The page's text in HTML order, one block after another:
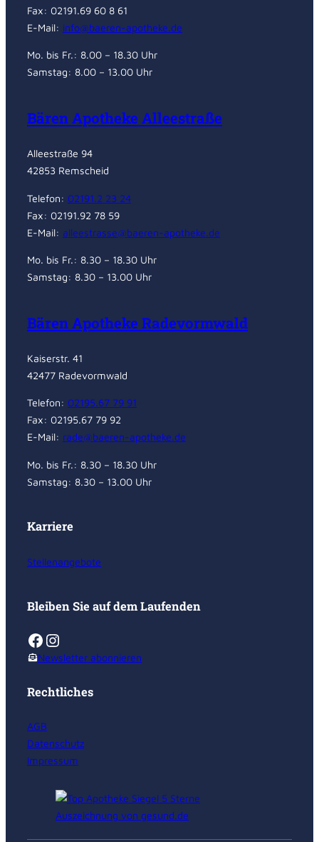
Fax: 02191.69 60 8 61
E-Mail: info@baeren-apotheke.de
Mo. bis Fr.: 8.00 – 18.30 Uhr
Samstag: 8.00 – 13.00 Uhr
Bären Apotheke Alleestraße
Alleestraße 94
42853 Remscheid
Telefon: 02191.2 23 24
Fax: 02191.92 78 59
E-Mail: alleestrasse@baeren-apotheke.de
Mo. bis Fr.: 8.30 – 18.30 Uhr
Samstag: 8.30 – 13.00 Uhr
Bären Apotheke Radevormwald
Kaiserstr. 41
42477 Radevormwald
Telefon: 02195.67 79 91
Fax: 02195.67 79 92
E-Mail: rade@baeren-apotheke.de
Mo. bis Fr.: 8.30 – 18.30 Uhr
Samstag: 8.30 – 13.00 Uhr
Karriere
Stellenangebote
Bleiben Sie auf dem Laufenden
Facebook
Instagram
Newsletter abonnieren
Rechtliches
AGB
Datenschutz
Impressum